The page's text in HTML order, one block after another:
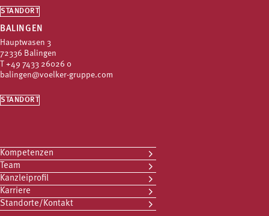
STANDORT
BALINGEN
Hauptwasen 3
72336 Balingen
+49 7433 26026 0
balingen@voelker-gruppe.com
STANDORT
Kompetenzen
Team
Kanzleiprofil
Karriere
Standorte/Kontakt